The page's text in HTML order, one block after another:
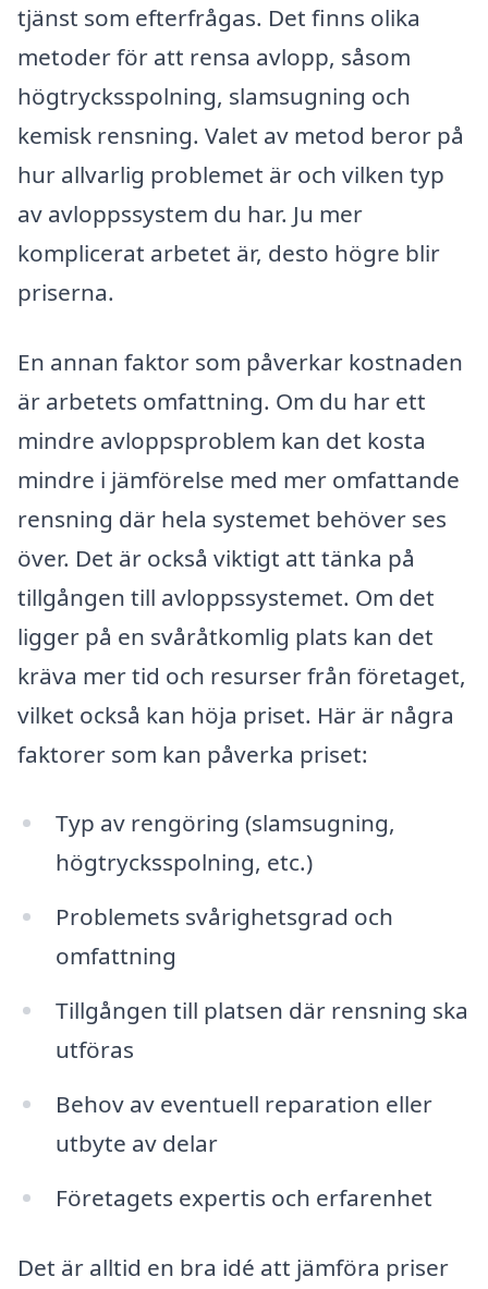
tjänst som efterfrågas. Det finns olika
metoder för att rensa avlopp, såsom
högtrycksspolning, slamsugning och
kemisk rensning. Valet av metod beror på
hur allvarlig problemet är och vilken typ
av avloppssystem du har. Ju mer
komplicerat arbetet är, desto högre blir
priserna.
En annan faktor som påverkar kostnaden
är arbetets omfattning. Om du har ett
mindre avloppsproblem kan det kosta
mindre i jämförelse med mer omfattande
rensning där hela systemet behöver ses
över. Det är också viktigt att tänka på
tillgången till avloppssystemet. Om det
ligger på en svåråtkomlig plats kan det
kräva mer tid och resurser från företaget,
vilket också kan höja priset. Här är några
faktorer som kan påverka priset:
Typ av rengöring (slamsugning,
högtrycksspolning, etc.)
Problemets svårighetsgrad och
omfattning
Tillgången till platsen där rensning ska
utföras
Behov av eventuell reparation eller
utbyte av delar
Företagets expertis och erfarenhet
Det är alltid en bra idé att jämföra priser